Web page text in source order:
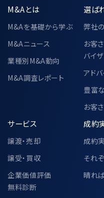
共同利用の目的
・「3.個人情報
当該個人データ
〒104-0028
東京都中央区
京ミッドタウン
タワー 36階
M&Aキャピタ
代表取締役
6-2.個人情報の
M&Aとは
M&Aを基礎から学ぶ
M&Aニュース
業種別M&A動向
M&A調査レポート
選ば
弊社
お客
バイ
アド
豊富
お客
サービス
譲渡・売却
譲受・買収
企業価値評価
無料診断
成約
成約
それ
晴れ